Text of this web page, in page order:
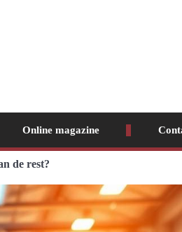
Online magazine
de rest?